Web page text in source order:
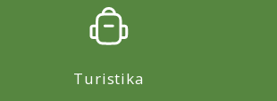
Turistika